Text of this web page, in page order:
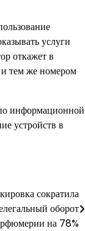
услуги
откажет в
тем же номером
информационной
устройств в
сократила
оборот
на 78%